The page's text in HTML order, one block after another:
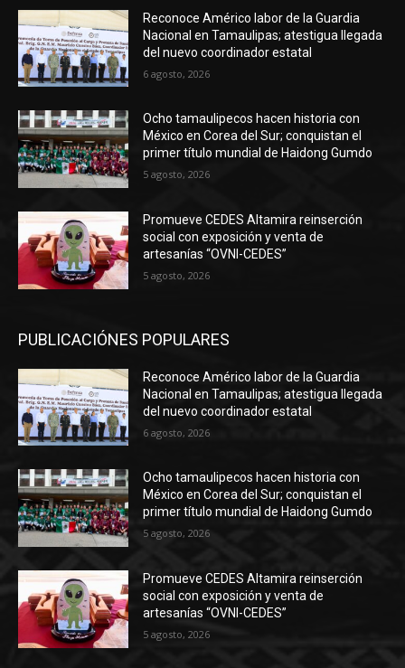
Reconoce Américo labor de la Guardia
Nacional en Tamaulipas; atestigua llegada
del nuevo coordinador estatal
6 agosto, 2026
Ocho tamaulipecos hacen historia con
México en Corea del Sur; conquistan el
primer título mundial de Haidong Gumdo
5 agosto, 2026
Promueve CEDES Altamira reinserción
social con exposición y venta de
artesanías “OVNI-CEDES”
5 agosto, 2026
PUBLICACIÓNES POPULARES
Reconoce Américo labor de la Guardia
Nacional en Tamaulipas; atestigua llegada
del nuevo coordinador estatal
6 agosto, 2026
Ocho tamaulipecos hacen historia con
México en Corea del Sur; conquistan el
primer título mundial de Haidong Gumdo
5 agosto, 2026
Promueve CEDES Altamira reinserción
social con exposición y venta de
artesanías “OVNI-CEDES”
5 agosto, 2026